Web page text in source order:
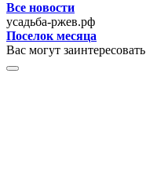
Все новости
усадьба-ржев.рф
Поселок месяца
Вас могут заинтересовать